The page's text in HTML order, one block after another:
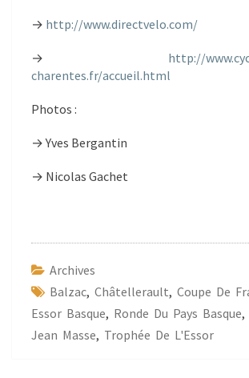
→ http://www.directvelo.com/
→ http://
charentes.fr/accueil.html
Photos :
→ Yves Bergantin
→ Nicolas Gachet
Archives
Balzac, Châtellerault, Coupe De
Essor Basque, Ronde Du Pays Basque,
Jean Masse, Trophée De L'Essor